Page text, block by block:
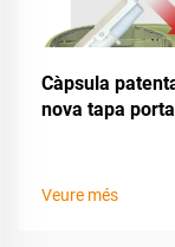
Càpsula
nova tapa
Veure més